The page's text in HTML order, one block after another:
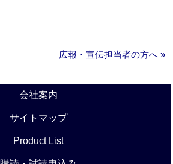
広報・宣伝担当者の方へ »
会社案内
サイトマップ
Product List